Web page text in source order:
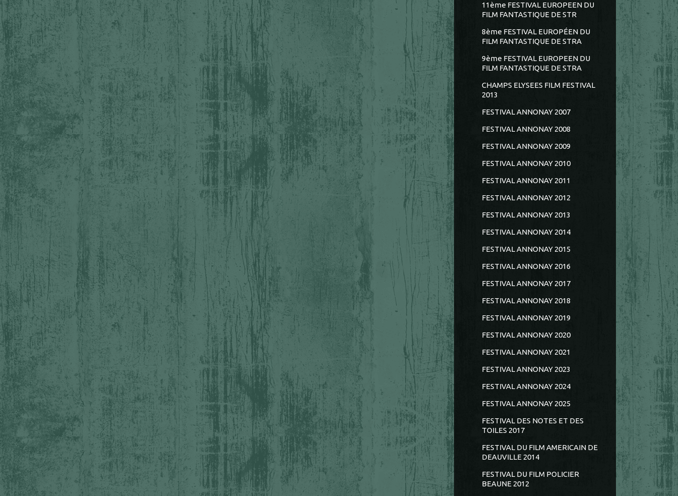
11ème FESTIVAL EUROPEEN DU
FILM FANTASTIQUE DE STR
8ème FESTIVAL EUROPÉEN DU
FILM FANTASTIQUE DE STRA
9ème FESTIVAL EUROPEEN DU
FILM FANTASTIQUE DE STRA
CHAMPS ELYSEES FILM FESTIVAL
2013
FESTIVAL ANNONAY 2007
FESTIVAL ANNONAY 2008
FESTIVAL ANNONAY 2009
FESTIVAL ANNONAY 2010
FESTIVAL ANNONAY 2011
FESTIVAL ANNONAY 2012
FESTIVAL ANNONAY 2013
FESTIVAL ANNONAY 2014
FESTIVAL ANNONAY 2015
FESTIVAL ANNONAY 2016
FESTIVAL ANNONAY 2017
FESTIVAL ANNONAY 2018
FESTIVAL ANNONAY 2019
FESTIVAL ANNONAY 2020
FESTIVAL ANNONAY 2021
FESTIVAL ANNONAY 2023
FESTIVAL ANNONAY 2024
FESTIVAL ANNONAY 2025
FESTIVAL DES NOTES ET DES
TOILES 2017
FESTIVAL DU FILM AMERICAIN DE
DEAUVILLE 2014
FESTIVAL DU FILM POLICIER
BEAUNE 2012